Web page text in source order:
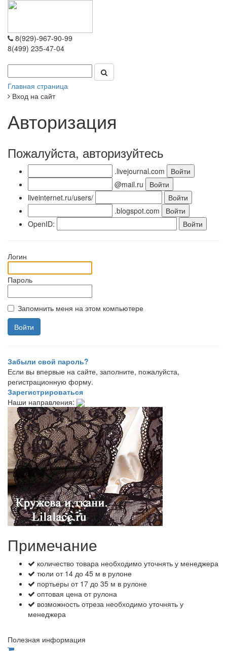
8(929)-967-90-99
8(499) 235-47-04
Главная страница
Вход на сайт
Авторизация
Пожалуйста, авторизуйтесь
.livejournal.com
@mail.ru
liveinternet.ru/users/
.blogspot.com
OpenID:
Логин
Пароль
Запомнить меня на этом компьютере
Забыли свой пароль?
Если вы впервые на сайте, заполните, пожалуйста,
регистрационную форму.
Зарегистрироваться
Наши направления:
Примечание
количество товара необходимо уточнять у менеджера
тюли от 14 до 45 м в рулоне
портьеры от 17 до 35 м в рулоне
оптовая цена от рулона
возможность отреза необходимо уточнять у
менеджера
Полезная информация